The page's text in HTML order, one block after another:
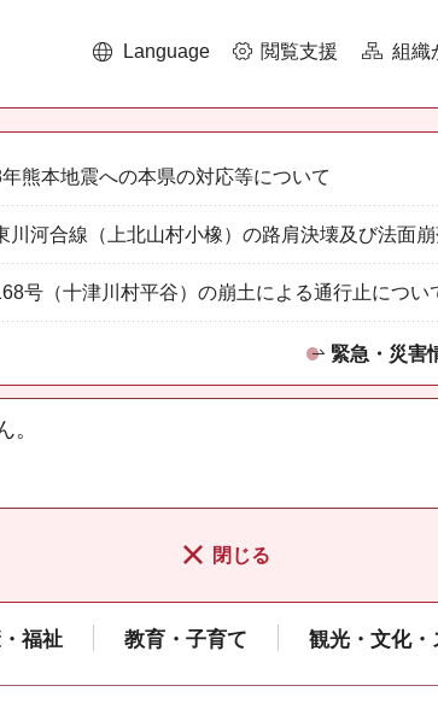
Language 閲覧支援 組織
熊本地震への本県の対応等について
川河合線（上北山村小橡）の路肩決壊及び法面
号（十津川村平谷）の崩土による通行止につい
緊急・災害
。
閉じる
福祉 教育・子育て 観光・文化・